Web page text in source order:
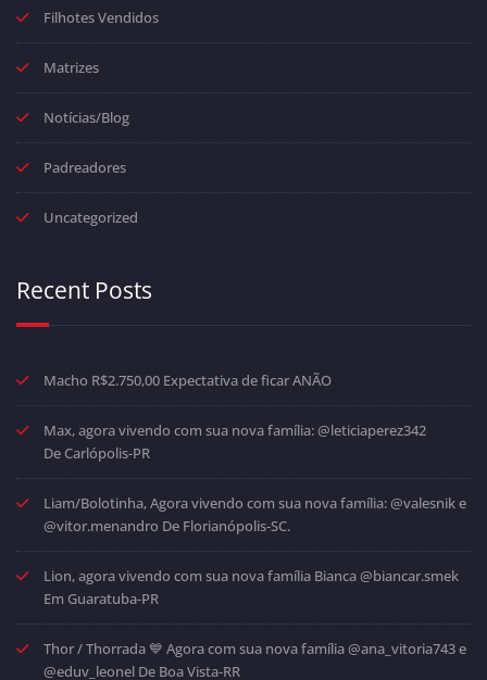
Filhotes Vendidos
Matrizes
Notícias/Blog
Padreadores
Uncategorized
Recent Posts
Macho R$2.750,00 Expectativa de ficar ANÃO
Max, agora vivendo com sua nova família: @leticiaperez342
De Carlópolis-PR
Liam/Bolotinha, Agora vivendo com sua nova família: @valesnik e
@vitor.menandro De Florianópolis-SC.
Lion, agora vivendo com sua nova família Bianca @biancar.smek
Em Guaratuba-PR
Thor / Thorrada 💙 Agora com sua nova família @ana_vitoria743 e
@eduv_leonel De Boa Vista-RR